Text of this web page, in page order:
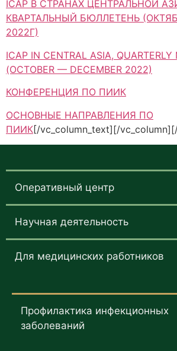
ICAP В СТРАНАХ ЦЕНТРАЛЬНОЙ
КВАРТАЛЬНЫЙ БЮЛЛЕТЕНЬ
2022Г)
ICAP IN CENTRAL ASIA, QUARTERLY
(OCTOBER — DECEMBER 2022)
КОНФЕРЕНЦИЯ ПО ПИИК
ОСНОВНЫЕ НАПРАВЛЕНИЯ ПО
ПИИК[/vc_column_text][/
Оперативный центр
Научная деятельность
Для медицинских работников
Профилактика инфекционных
заболеваний